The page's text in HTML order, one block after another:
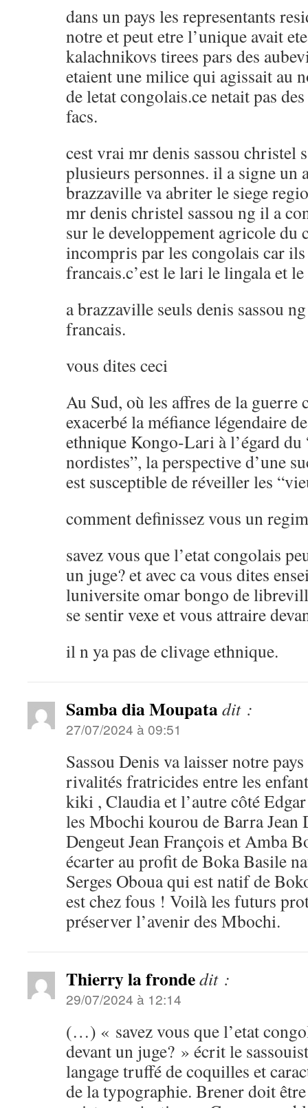
dans un pays les representants
notre et peut etre l’unique avait
kalachnikovs tirees pars des
etaient une milice qui agissait au
de letat congolais.ce netait pas
facs.
cest vrai mr denis sassou christel
plusieurs personnes. il a signe un
brazzaville va abriter le siege
mr denis christel sassou ng il a
sur le developpement agricole du
incompris par les congolais car
francais.c’est le lari le lingala et
a brazzaville seuls denis sassou
francais.
vous dites ceci
Au Sud, où les affres de la
exacerbé la méfiance légendaire
ethnique Kongo-Lari à l’égard du
nordistes”, la perspective d’une
est susceptible de réveiller les
comment definissez vous un
savez vous que l’etat congolais
un juge? et avec ca vous dites
luniversite omar bongo de
se sentir vexe et vous attraire
il n ya pas de clivage ethnique.
Samba dia Moupatadit :
27/07/2024 à 09:51
Sassou Denis va laisser notre
rivalités fratricides entre les
kiki , Claudia et l’autre côté
les Mbochi kourou de Barra Jean
Dengeut Jean François et Amba
écarter au profit de Boka Basile
Serges Oboua qui est natif de
est chez fous ! Voilà les futurs
préserver l’avenir des Mbochi.
Thierry la frondedit :
29/07/2024 à 12:14
(…) « savez vous que l’etat
devant un juge? » écrit le
langage truffé de coquilles et
de la typographie. Brener doit